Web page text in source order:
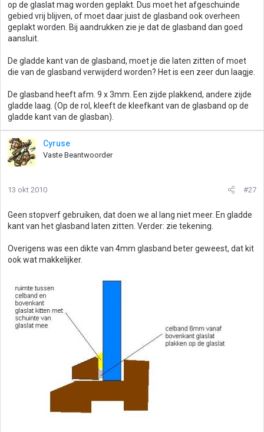
op de glaslat mag worden geplakt. Dus moet het afgeschuinde
gebied vrij blijven, of moet daar juist de glasband ook overheen
geplakt worden. Bij aandrukken zie je dat de glasband dan goed
aansluit.
De gladde kant van de glasband, moet je die laten zitten of moet
die van de glasband verwijderd worden? Het is een zeer dun laagje.
De glasband heeft afm. 9 x 3mm. Een zijde plakkend, andere zijde
gladde laag. (Op de rol, kleeft de kleefkant van de glasband op de
gladde kant van de glasban).
Cyruse
Vaste Beantwoorder
13 okt 2010 #27
Geen stopverf gebruiken, dat doen we al lang niet meer. En gladde
kant van het glasband laten zitten. Verder: zie tekening.
Overigens was een dikte van 4mm glasband beter geweest, dat kit
ook wat makkelijker.